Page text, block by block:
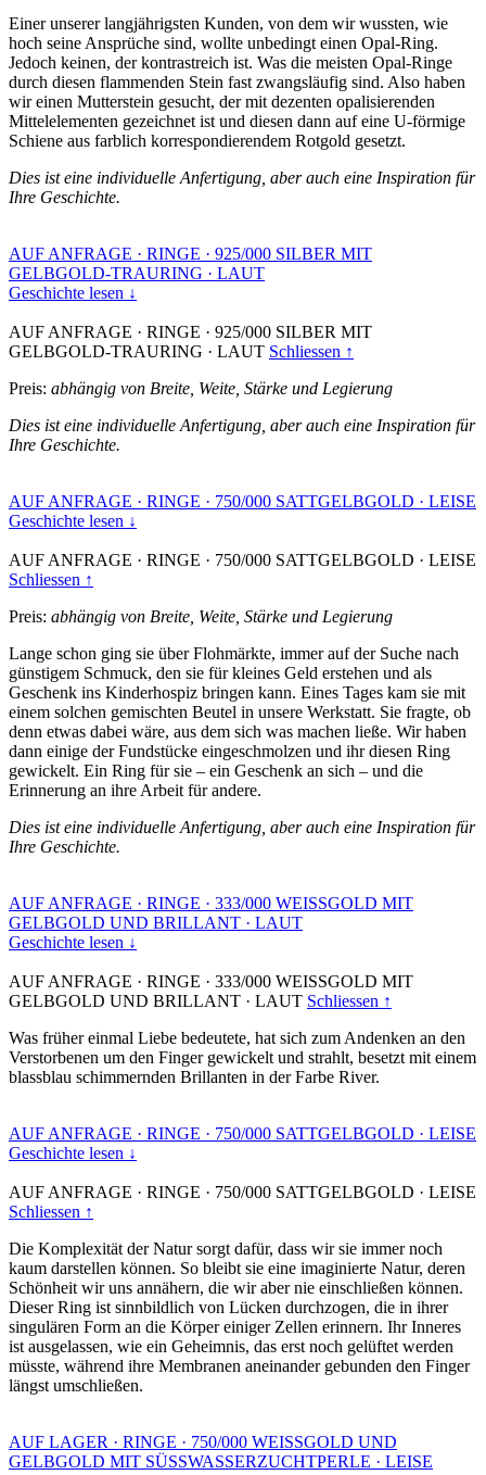
Einer unserer langjährigsten Kunden, von dem wir wussten, wie
hoch seine Ansprüche sind, wollte unbedingt einen Opal-Ring.
Jedoch keinen, der kontrastreich ist. Was die meisten Opal-Ringe
durch diesen flammenden Stein fast zwangsläufig sind. Also haben
wir einen Mutterstein gesucht, der mit dezenten opalisierenden
Mittelelementen gezeichnet ist und diesen dann auf eine U-förmige
Schiene aus farblich korrespondierendem Rotgold gesetzt.
Dies ist eine individuelle Anfertigung, aber auch eine Inspiration für
Ihre Geschichte.
AUF ANFRAGE · RINGE · 925/000 SILBER MIT
GELBGOLD-TRAURING · LAUT
Geschichte lesen ↓
AUF ANFRAGE · RINGE · 925/000 SILBER MIT
GELBGOLD-TRAURING · LAUT Schliessen ↑
Preis: abhängig von Breite, Weite, Stärke und Legierung
Dies ist eine individuelle Anfertigung, aber auch eine Inspiration für
Ihre Geschichte.
AUF ANFRAGE · RINGE · 750/000 SATTGELBGOLD · LEISE
Geschichte lesen ↓
AUF ANFRAGE · RINGE · 750/000 SATTGELBGOLD · LEISE
Schliessen ↑
Preis: abhängig von Breite, Weite, Stärke und Legierung
Lange schon ging sie über Flohmärkte, immer auf der Suche nach
günstigem Schmuck, den sie für kleines Geld erstehen und als
Geschenk ins Kinderhospiz bringen kann. Eines Tages kam sie mit
einem solchen gemischten Beutel in unsere Werkstatt. Sie fragte, ob
denn etwas dabei wäre, aus dem sich was machen ließe. Wir haben
dann einige der Fundstücke eingeschmolzen und ihr diesen Ring
gewickelt. Ein Ring für sie – ein Geschenk an sich – und die
Erinnerung an ihre Arbeit für andere.
Dies ist eine individuelle Anfertigung, aber auch eine Inspiration für
Ihre Geschichte.
AUF ANFRAGE · RINGE · 333/000 WEISSGOLD MIT
GELBGOLD UND BRILLANT · LAUT
Geschichte lesen ↓
AUF ANFRAGE · RINGE · 333/000 WEISSGOLD MIT
GELBGOLD UND BRILLANT · LAUT Schliessen ↑
Was früher einmal Liebe bedeutete, hat sich zum Andenken an den
Verstorbenen um den Finger gewickelt und strahlt, besetzt mit einem
blassblau schimmernden Brillanten in der Farbe River.
AUF ANFRAGE · RINGE · 750/000 SATTGELBGOLD · LEISE
Geschichte lesen ↓
AUF ANFRAGE · RINGE · 750/000 SATTGELBGOLD · LEISE
Schliessen ↑
Die Komplexität der Natur sorgt dafür, dass wir sie immer noch
kaum darstellen können. So bleibt sie eine imaginierte Natur, deren
Schönheit wir uns annähern, die wir aber nie einschließen können.
Dieser Ring ist sinnbildlich von Lücken durchzogen, die in ihrer
singulären Form an die Körper einiger Zellen erinnern. Ihr Inneres
ist ausgelassen, wie ein Geheimnis, das erst noch gelüftet werden
müsste, während ihre Membranen aneinander gebunden den Finger
längst umschließen.
AUF LAGER · RINGE · 750/000 WEISSGOLD UND
GELBGOLD MIT SÜSSWASSERZUCHTPERLE · LEISE